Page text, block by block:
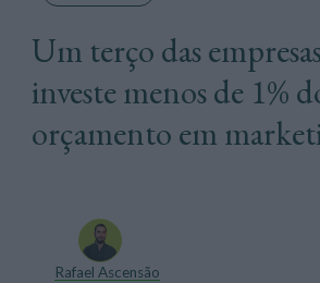
Um terço das
investe menos de 1%
orçamento em
Rafael Ascensão